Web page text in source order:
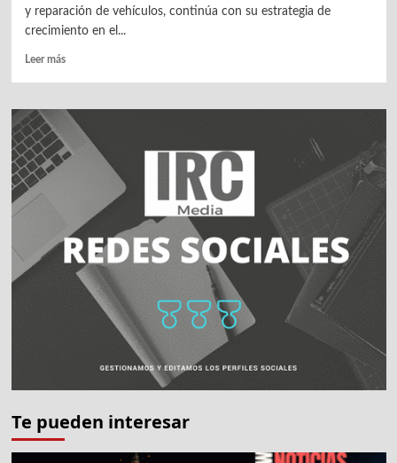
y reparación de vehículos, continúa con su estrategia de
crecimiento en el...
Leer másLeer
Midas
refuerza
su
presencia
tres
nuevos
centros
Te pueden interesar